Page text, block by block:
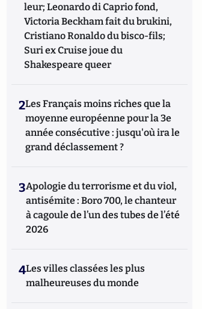
leur; Leonardo di Caprio fond,
Victoria Beckham fait du brukini,
Cristiano Ronaldo du bisco-fils;
Suri ex Cruise joue du
Shakespeare queer
2Les Français moins riches que la
moyenne européenne pour la 3e
année consécutive : jusqu'où ira le
grand déclassement ?
3Apologie du terrorisme et du viol,
antisémite : Boro 700, le chanteur
à cagoule de l’un des tubes de l’été
2026
4Les villes classées les plus
malheureuses du monde